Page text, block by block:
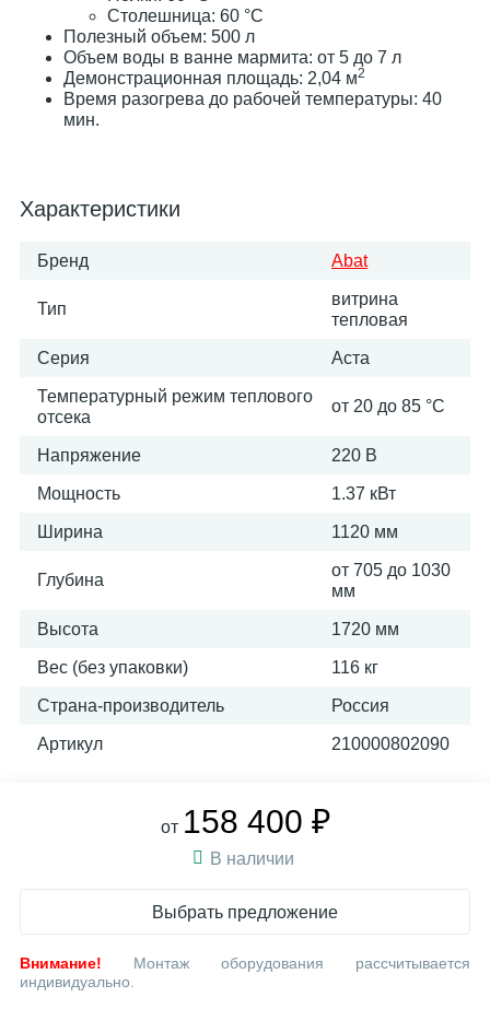
Столешница: 60 °С
Полезный объем: 500 л
Объем воды в ванне мармита: от 5 до 7 л
Демонстрационная площадь: 2,04 м2
Время разогрева до рабочей температуры: 40
мин.
Характеристики
Бренд Abat
Тип
витрина
тепловая
Серия Аста
Температурный режим теплового
отсека
от 20 до 85 °C
Напряжение 220 В
Мощность 1.37 кВт
Ширина 1120 мм
Глубина
от 705 до 1030
мм
Высота 1720 мм
Вес (без упаковки) 116 кг
Страна-производитель Россия
Артикул 210000802090
от 158 400 ₽
В наличии
Выбрать предложение
Внимание! Монтаж оборудования рассчитывается
индивидуально.